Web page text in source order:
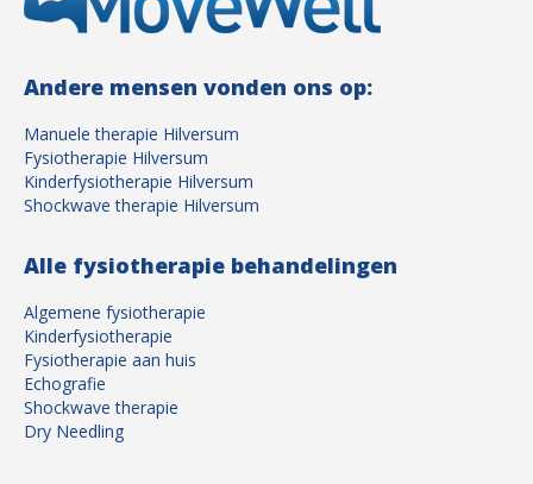
Andere mensen vonden ons op:
Manuele therapie Hilversum
Fysiotherapie Hilversum
Kinderfysiotherapie Hilversum
Shockwave therapie Hilversum
Alle fysiotherapie behandelingen
Algemene fysiotherapie
Kinderfysiotherapie
Fysiotherapie aan huis
Echografie
Shockwave therapie
Dry Needling